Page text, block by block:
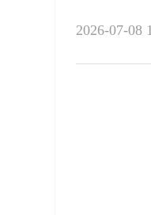
2026-07-08